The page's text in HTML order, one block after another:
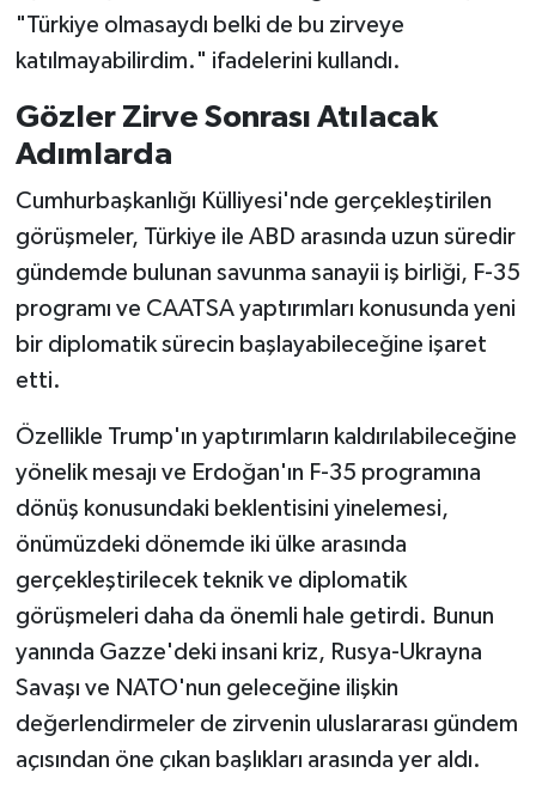
"Türkiye olmasaydı belki de bu zirveye
katılmayabilirdim." ifadelerini kullandı.
Gözler Zirve Sonrası Atılacak
Adımlarda
Cumhurbaşkanlığı Külliyesi'nde gerçekleştirilen
görüşmeler, Türkiye ile ABD arasında uzun süredir
gündemde bulunan savunma sanayii iş birliği, F-35
programı ve CAATSA yaptırımları konusunda yeni
bir diplomatik sürecin başlayabileceğine işaret
etti.
Özellikle Trump'ın yaptırımların kaldırılabileceğine
yönelik mesajı ve Erdoğan'ın F-35 programına
dönüş konusundaki beklentisini yinelemesi,
önümüzdeki dönemde iki ülke arasında
gerçekleştirilecek teknik ve diplomatik
görüşmeleri daha da önemli hale getirdi. Bunun
yanında Gazze'deki insani kriz, Rusya-Ukrayna
Savaşı ve NATO'nun geleceğine ilişkin
değerlendirmeler de zirvenin uluslararası gündem
açısından öne çıkan başlıkları arasında yer aldı.